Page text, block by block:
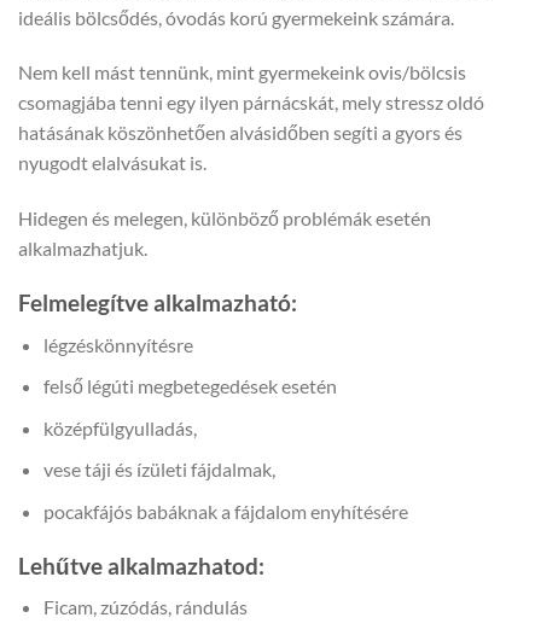
ideális bölcsődés, óvodás korú gyermekeink számára.
Nem kell mást tennünk, mint gyermekeink ovis/bölcsis
csomagjába tenni egy ilyen párnácskát, mely stressz oldó
hatásának köszönhetően alvásidőben segíti a gyors és
nyugodt elalvásukat is.
Hidegen és melegen, különböző problémák esetén
alkalmazhatjuk.
Felmelegítve alkalmazható:
légzéskönnyítésre
felső légúti megbetegedések esetén
középfülgyulladás,
vese táji és ízületi fájdalmak,
pocakfájós babáknak a fájdalom enyhítésére
Lehűtve alkalmazhatod:
Ficam, zúzódás, rándulás